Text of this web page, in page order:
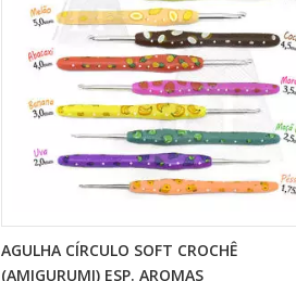
AGULHA CÍRCULO SOFT CROCHÊ
(AMIGURUMI) ESP. AROMAS